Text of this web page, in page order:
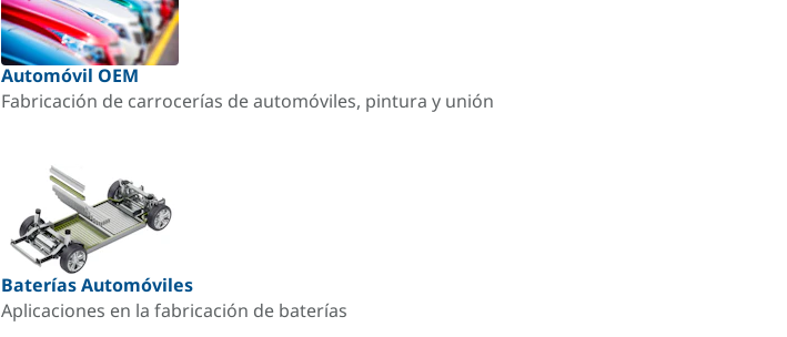
Automóvil OEM
Fabricación de carrocerías de automóviles, pintura y unión
Baterías Automóviles
Aplicaciones en la fabricación de baterías